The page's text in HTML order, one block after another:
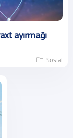
ayırmağı
Sosial